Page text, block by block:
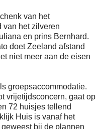
van het
van het zilveren
en prins Bernhard.
doet Zeeland afstand
niet meer aan de eisen
groepsaccommodatie.
vrijetijdsconcern, gaat op
72 huisjes tellend
Huis is vanaf het
bij de plannen